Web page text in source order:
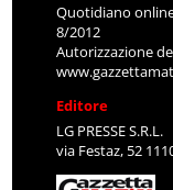
Quotidiano
8/2012
Autorizzazione
Editore
LG PRESSE S.R.L.
via Festaz, 52